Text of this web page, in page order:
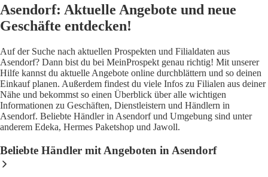
Asendorf: Aktuelle Angebote und neue
Geschäfte entdecken!
Auf der Suche nach aktuellen Prospekten und Filialdaten aus
Asendorf? Dann bist du bei MeinProspekt genau richtig! Mit unserer
Hilfe kannst du aktuelle Angebote online durchblättern und so deinen
Einkauf planen. Außerdem findest du viele Infos zu Filialen aus deiner
Nähe und bekommst so einen Überblick über alle wichtigen
Informationen zu Geschäften, Dienstleistern und Händlern in
Asendorf. Beliebte Händler in Asendorf und Umgebung sind unter
anderem Edeka, Hermes Paketshop und Jawoll.
Beliebte Händler mit Angeboten in Asendorf